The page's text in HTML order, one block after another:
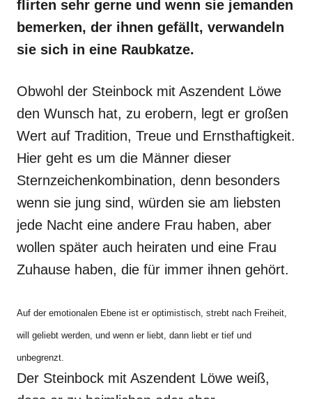
flirten sehr gerne und wenn sie jemanden
bemerken, der ihnen gefällt, verwandeln
sie sich in eine Raubkatze.
Obwohl der Steinbock mit Aszendent Löwe
den Wunsch hat, zu erobern, legt er großen
Wert auf Tradition, Treue und Ernsthaftigkeit.
Hier geht es um die Männer dieser
Sternzeichenkombination, denn besonders
wenn sie jung sind, würden sie am liebsten
jede Nacht eine andere Frau haben, aber
wollen später auch heiraten und eine Frau
Zuhause haben, die für immer ihnen gehört.
Auf der emotionalen Ebene ist er optimistisch, strebt nach Freiheit,
will geliebt werden, und wenn er liebt, dann liebt er tief und
unbegrenzt
Der Steinbock mit Aszendent Löwe weiß,